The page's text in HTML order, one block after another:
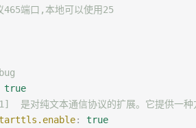
端口,本地可以使用25
true
是对纯文本通信协议的扩展。它提供一种
:
true